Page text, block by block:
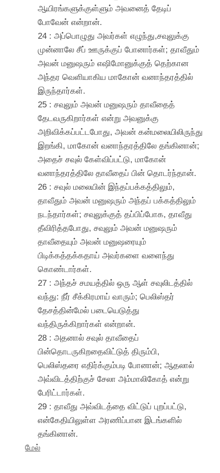
ஆயிரங்களுக்குள்ளும் அவனைத் தேடிப்
போவேன் என்றான்.
24 : அப்பொழுது அவர்கள் எழுந்து,சவுலுக்கு
முன்னாலே சீப் ஊருக்குப் போனார்கள்; தாவீதும்
அவன் மனுஷரும் எஷிமோனுக்குத் தெற்கான
அந்தர வெளியாகிய மாகோன் வனாந்தரத்தில்
இருந்தார்கள்.
25 : சவுலும் அவன் மனுஷரும் தாவீதைத்
தேடவருகிறார்கள் என்று அவனுக்கு
அறிவிக்கப்பட்டபோது, அவன் கன்மலையிலிருந்து
இறங்கி, மாகோன் வனாந்தரத்திலே தங்கினான்;
அதைச் சவுல் கேள்விப்பட்டு, மாகோன்
வனாந்தரத்திலே தாவீதைப் பின் தொடர்ந்தான்.
26 : சவுல் மலையின் இந்தப்பக்கத்திலும்,
தாவீதும் அவன் மனுஷரும் அந்தப் பக்கத்திலும்
நடந்தார்கள்; சவுலுக்குத் தப்பிப்போக, தாவீது
தீவிரித்தபோது, சவுலும் அவன் மனுஷரும்
தாவீதையும் அவன் மனுஷரையும்
பிடிக்கத்தக்கதாய் அவர்களை வளைந்து
கொண்டார்கள்.
27 : அந்தச் சமயத்தில் ஒரு ஆள் சவுலிடத்தில்
வந்து: நீர் சீக்கிரமாய் வாரும்; பெலிஸ்தர்
தேசத்தின்மேல் படையெடுத்து
வந்திருக்கிறார்கள் என்றான்.
28 : அதனால் சவுல் தாவீதைப்
பின்தொடருகிறதைவிட்டுத் திரும்பி,
பெலிஸ்தரை எதிர்க்கும்படி போனான்; ஆதலால்
அவ்விடத்திற்குச் சேலா அம்மாலிகோத் என்று
பேரிட்டார்கள்.
29 : தாவீது அவ்விடத்தை விட்டுப் புறப்பட்டு,
என்கேதியிலுள்ள அரணிப்பான இடங்களில்
தங்கினான்.
மேல்